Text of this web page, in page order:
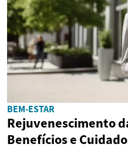
BEM-ESTAR
Rejuvenescimento
Benefícios e